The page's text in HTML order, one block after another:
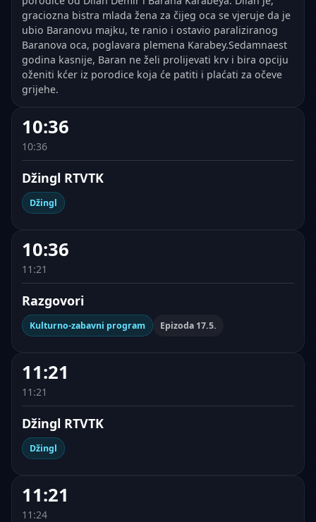
graciozna bistra mlada žena za čijeg oca se vjeruje da je
ubio Baranovu majku, te ranio i ostavio paraliziranog
Baranova oca, poglavara plemena Karabey.Sedamnaest
godina kasnije, Baran ne želi prolijevati krv i bira opciju
oženiti kćer iz porodice koja će patiti i plaćati za očeve
grijehe.
10:36
10:36
Džingl RTVTK
Džingl
10:36
11:21
Razgovori
Kulturno-zabavni program Epizoda 17.5.
11:21
11:21
Džingl RTVTK
Džingl
11:21
11:24